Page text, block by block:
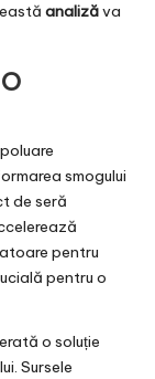
analizăva
smogului
de seră
pentru
pentru o
o soluție
Sursele